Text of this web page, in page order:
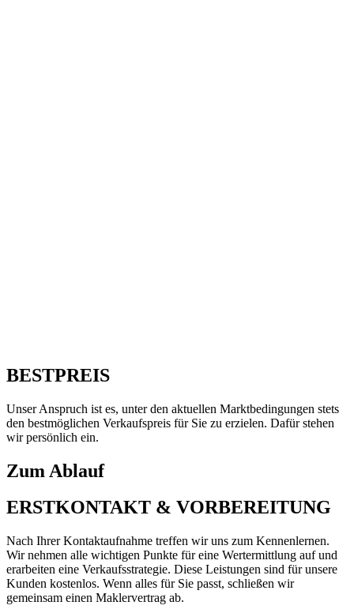
BESTPREIS
Unser Anspruch ist es, unter den aktuellen Marktbedingungen stets
den bestmöglichen Verkaufspreis für Sie zu erzielen. Dafür stehen
wir persönlich ein.
Zum Ablauf
ERSTKONTAKT & VORBEREITUNG
Nach Ihrer Kontaktaufnahme treffen wir uns zum Kennenlernen.
Wir nehmen alle wichtigen Punkte für eine Wertermittlung auf und
erarbeiten eine Verkaufsstrategie. Diese Leistungen sind für unsere
Kunden kostenlos. Wenn alles für Sie passt, schließen wir
gemeinsam einen Maklervertrag ab.